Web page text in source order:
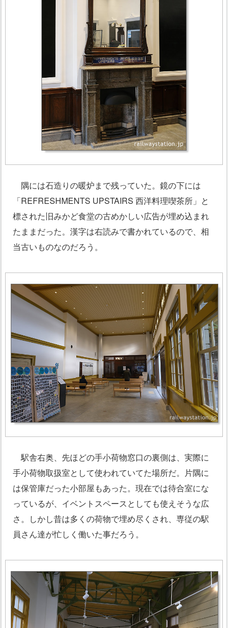
隅には石造りの暖炉まで残っていた。鏡の下には
「REFRESHMENTS UPSTAIRS 西洋料理喫茶所」と
標された旧みかど食堂の古めかしい広告が埋め込まれ
たままだった。漢字は右読みで書かれているので、相
当古いものなのだろう。
駅舎右奥、先ほどの手小荷物窓口の裏側は、実際に
手小荷物取扱室として使われていてた場所だ。片隅に
は保管庫だった小部屋もあった。現在では待合室にな
っているが、イベントスペースとしても使えそうな広
さ。しかし昔は多くの荷物で埋め尽くされ、専従の駅
員さん達が忙しく働いた事だろう。